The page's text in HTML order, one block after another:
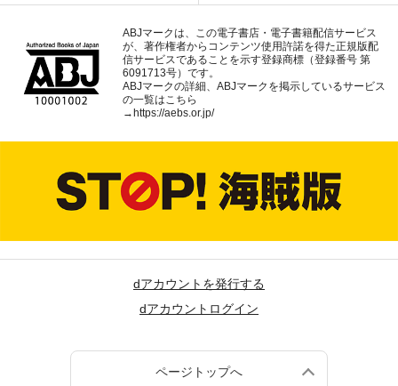
ABJマークは、この電子書店・電子書籍配信サービス
が、著作権者からコンテンツ使用許諾を得た正規版配
信サービスであることを示す登録商標（登録番号 第
6091713号）です。
ABJマークの詳細、ABJマークを掲示しているサービス
の一覧はこちら
→ https://aebs.or.jp/
dアカウントを発行する
dアカウントログイン
ページトップへ